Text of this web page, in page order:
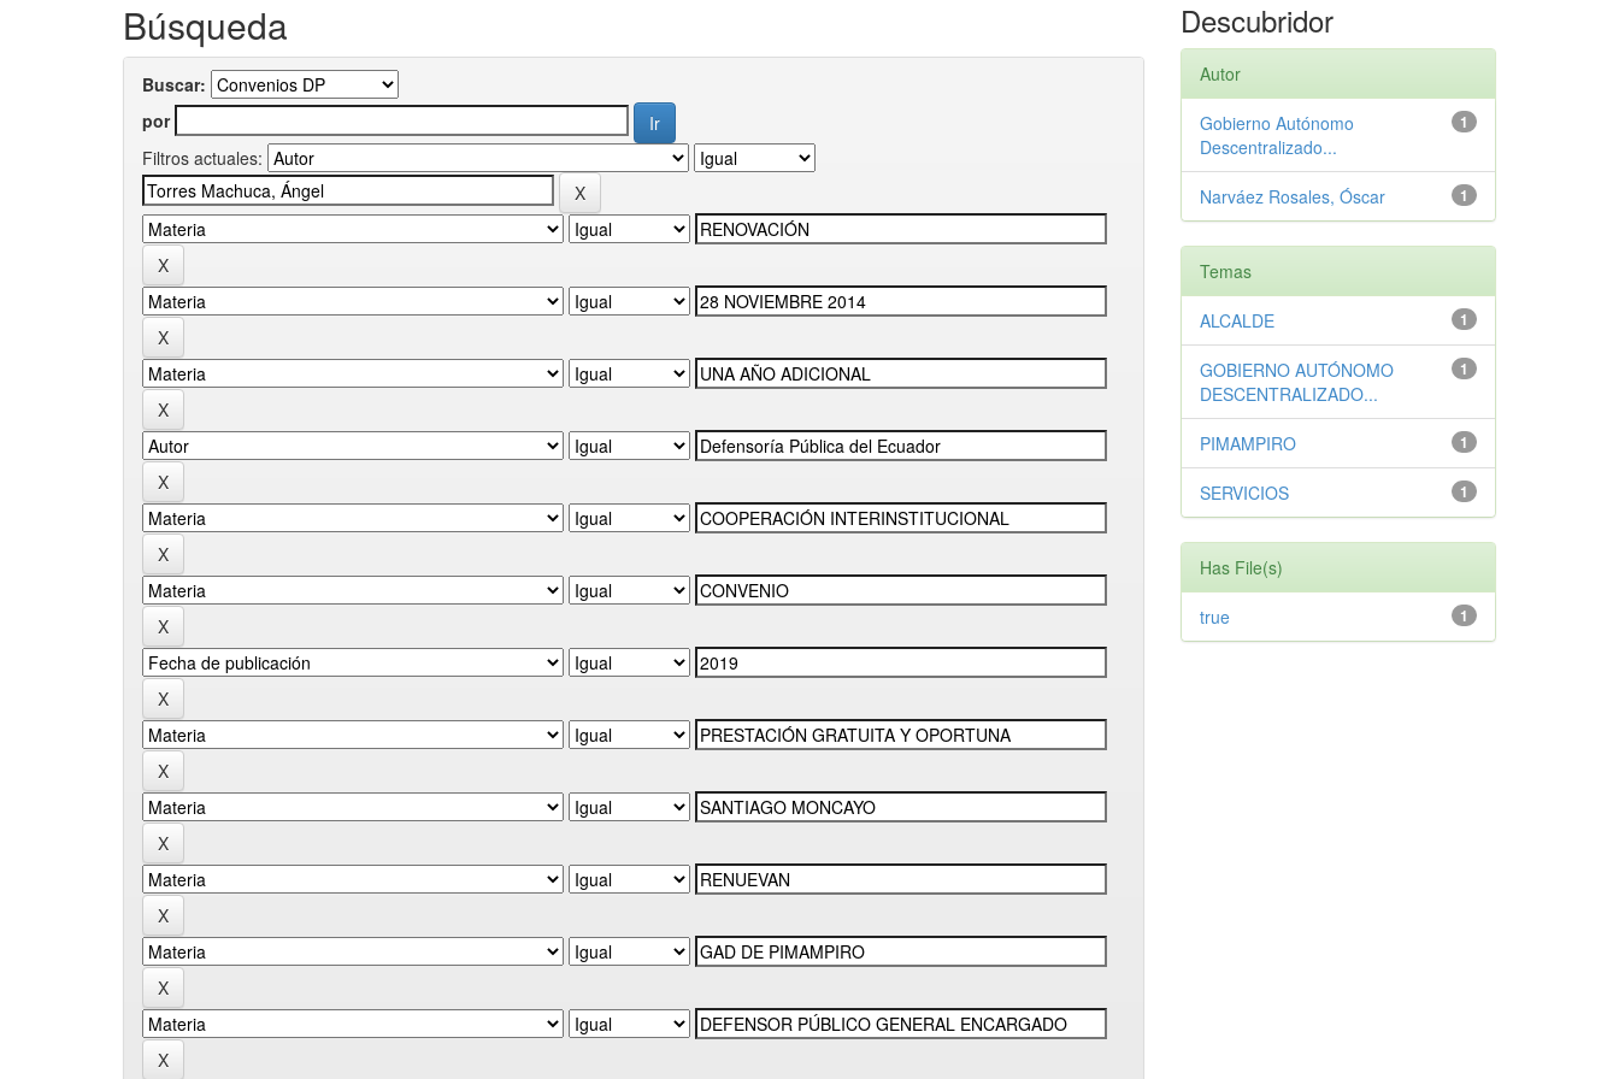
Búsqueda
Buscar:
por
Filtros actuales:
Descubridor
Autor
1
Gobierno Autónomo
Descentralizado...
1
Narváez Rosales, Óscar
Temas
1
ALCALDE
1
GOBIERNO AUTÓNOMO
DESCENTRALIZADO...
1
PIMAMPIRO
1
SERVICIOS
Has File(s)
1
true